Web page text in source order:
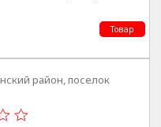
Товар
район, поселок
дом 14